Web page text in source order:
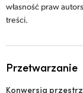
własność praw
treści.
Przetwarzanie
Konwersja